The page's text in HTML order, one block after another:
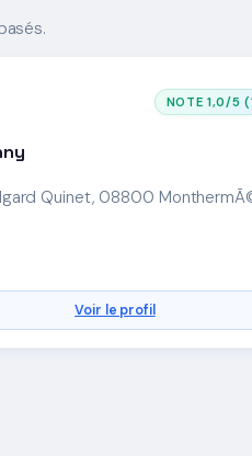
NOTE 1,0/5
Quinet, 08800
Voir le profil